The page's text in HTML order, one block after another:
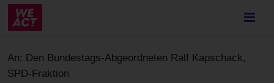
Skip
content
An: Den Bundestags-Abgeordneten Ralf Kapschack,
SPD-Fraktion